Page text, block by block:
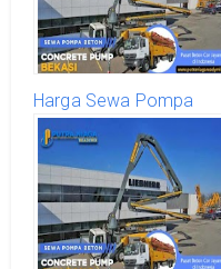
Harga Sewa Pompa
Beton Bekasi Terlengkap
Agustus 2026 –
Pump Murah & Terbaik